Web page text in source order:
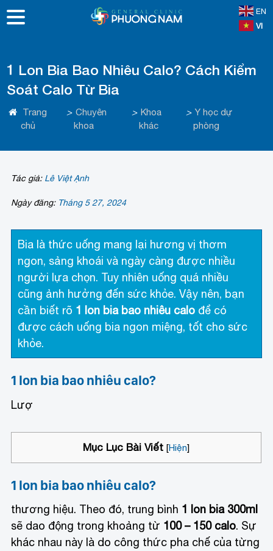
EN
VI
1 Lon Bia Bao Nhiêu Calo? Cách Kiểm
Soát Calo Từ Bia
Trang
chủ
> Chuyên
khoa
> Khoa
khác
> Y học dự
phòng
Tác giả: Lê Việt Ạnh
Ngày đăng: Tháng 5 27, 2024
Bia là thức uống mang lại hương vị thơm
ngon, sảng khoái và ngày càng được nhiều
người lựa chọn. Tuy nhiên uống quá nhiều
cũng ảnh hưởng đến sức khỏe. Vậy nên, bạn
cần biết rõ 1 lon bia bao nhiêu calo để có
được cách uống bia ngon miệng, tốt cho sức
khỏe.
1 lon bia bao nhiêu calo?
Lượ
Mục Lục Bài Viết [Hiện]
1 lon bia bao nhiêu calo?
thương hiệu. Theo đó, trung bình 1 lon bia 300ml
sẽ dao động trong khoảng từ 100 – 150 calo. Sự
khác nhau này là do công thức pha chế của từng